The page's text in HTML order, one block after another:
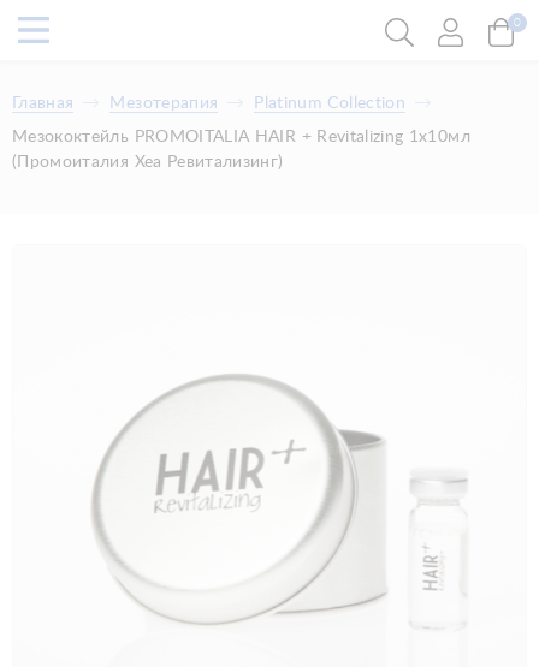
0
Главная Мезотерапия
Platinum Collection
Мезококтейль PROMOITALIA HAIR + Revitalizing 1х10мл
(Промоиталия Хеа Ревитализинг)